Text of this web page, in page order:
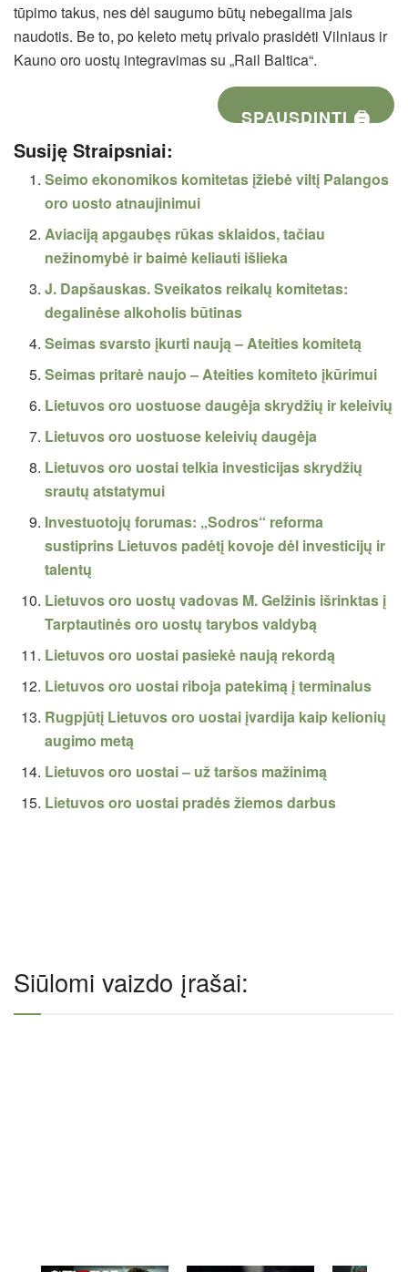
tūpimo takus, nes dėl saugumo būtų nebegalima jais
naudotis. Be to, po keleto metų privalo prasidėti Vilniaus ir
Kauno oro uostų integravimas su „Rail Baltica“.
SPAUSDINTI 🖨
Susiję Straipsniai:
Seimo ekonomikos komitetas įžiebė viltį Palangos
oro uosto atnaujinimui
Aviaciją apgaubęs rūkas sklaidos, tačiau
nežinomybė ir baimė keliauti išlieka
J. Dapšauskas. Sveikatos reikalų komitetas:
degalinėse alkoholis būtinas
Seimas svarsto įkurti naują – Ateities komitetą
Seimas pritarė naujo – Ateities komiteto įkūrimui
Lietuvos oro uostuose daugėja skrydžių ir keleivių
Lietuvos oro uostuose keleivių daugėja
Lietuvos oro uostai telkia investicijas skrydžių
srautų atstatymui
Investuotojų forumas: „Sodros“ reforma
sustiprins Lietuvos padėtį kovoje dėl investicijų ir
talentų
Lietuvos oro uostų vadovas M. Gelžinis išrinktas į
Tarptautinės oro uostų tarybos valdybą
Lietuvos oro uostai pasiekė naują rekordą
Lietuvos oro uostai riboja patekimą į terminalus
Rugpjūtį Lietuvos oro uostai įvardija kaip kelionių
augimo metą
Lietuvos oro uostai – už taršos mažinimą
Lietuvos oro uostai pradės žiemos darbus
Siūlomi vaizdo įrašai: